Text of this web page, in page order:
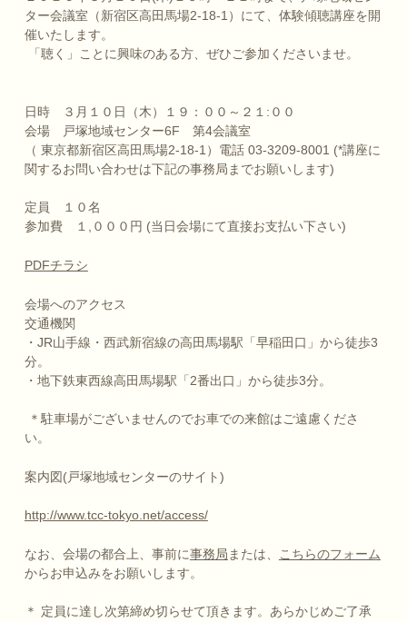
ター会議室（新宿区高田馬場2-18-1）にて、体験傾聴講座を開
催いたします。
「聴く」ことに興味のある方、ぜひご参加くださいませ。
日時 ３月１０日（木）１９：００～２１:００
会場 戸塚地域センター6F 第4会議室
（ 東京都新宿区高田馬場2-18-1）電話 03-3209-8001 (*講座に
関するお問い合わせは下記の事務局までお願いします)
定員 １０名
参加費 １,０００円 (当日会場にて直接お支払い下さい)
PDFチラシ
会場へのアクセス
交通機関
・JR山手線・西武新宿線の高田馬場駅「早稲田口」から徒歩3
分。
・地下鉄東西線高田馬場駅「2番出口」から徒歩3分。
＊駐車場がございませんのでお車での来館はご遠慮くださ
い。
案内図(戸塚地域センターのサイト)
http://www.tcc-tokyo.net/access/
なお、会場の都合上、事前に事務局 または、
こちらのフォーム
からお申込みをお願いします。
＊ 定員に達し次第締め切らせて頂きます。あらかじめご了承